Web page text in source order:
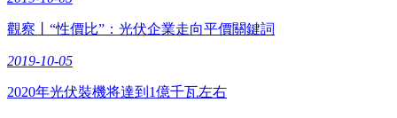
觀察丨“性價比”：光伏企業走向平價關鍵詞
2019-10-05
2020年光伏裝機将達到1億千瓦左右